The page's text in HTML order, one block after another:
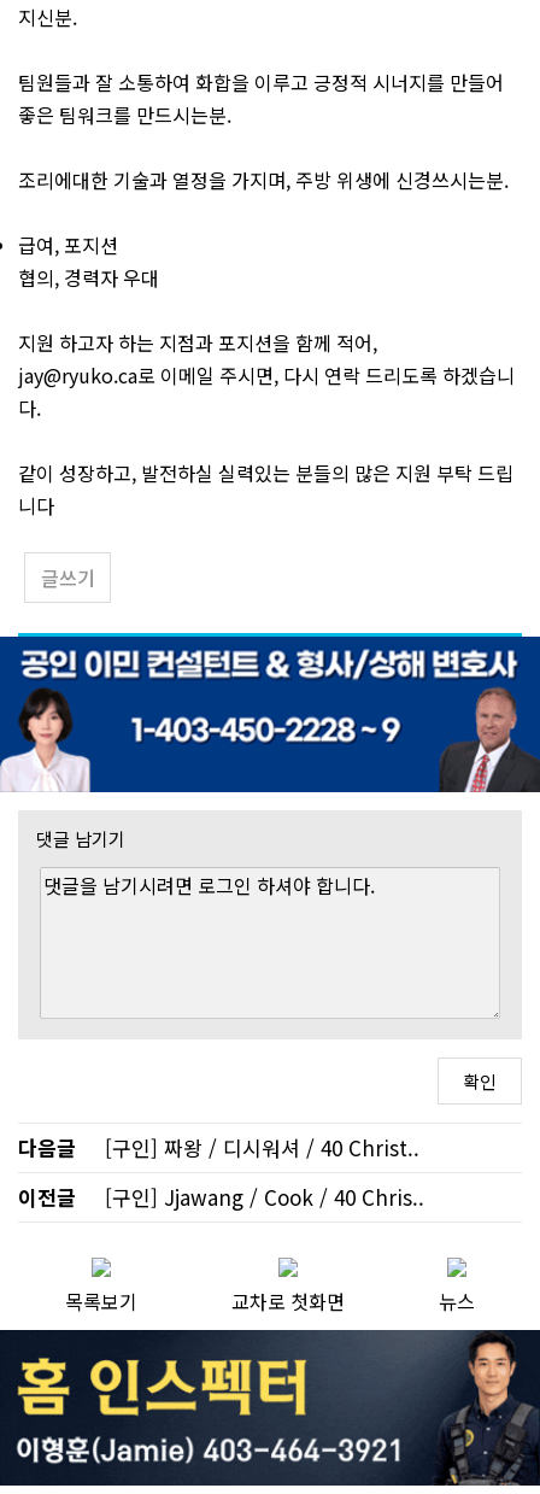
지신분.
팀원들과 잘 소통하여 화합을 이루고 긍정적 시너지를 만들어
좋은 팀워크를 만드시는분.
조리에대한 기술과 열정을 가지며, 주방 위생에 신경쓰시는분.
급여, 포지션
협의, 경력자 우대
지원 하고자 하는 지점과 포지션을 함께 적어,
jay@ryuko.ca로 이메일 주시면, 다시 연락 드리도록 하겠습니
다.
같이 성장하고, 발전하실 실력있는 분들의 많은 지원 부탁 드립
니다
글쓰기
댓글 남기기
다음글
[구인] 짜왕 / 디시워셔 / 40 Christ..
이전글
[구인] Jjawang / Cook / 40 Chris..
목록보기 교차로 첫화면 뉴스